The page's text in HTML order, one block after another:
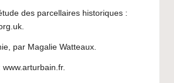
des parcellaires historiques :
par Magalie Watteaux.
www.arturbain.fr.